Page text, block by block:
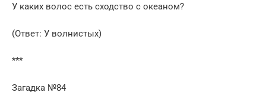
У каких волос есть сходство с океаном?
(Ответ: У волнистых)
***
Загадка №84